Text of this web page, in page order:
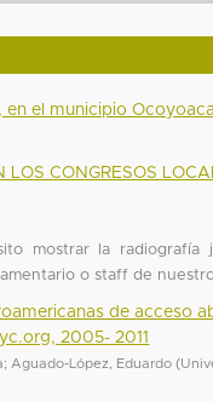
el municipio
CONGRESOS
mostrar la radiografía
o staff de
de acceso
2005- 2011
; Aguado-López, Eduardo (